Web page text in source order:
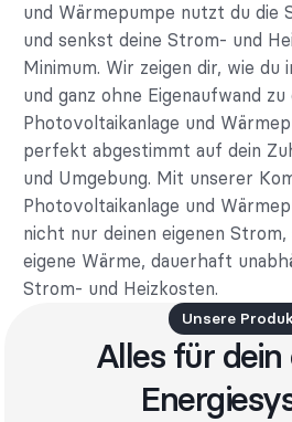
und Wärmepumpe nutzt du die
und senkst deine Strom- und
Minimum. Wir zeigen dir, wie du
und ganz ohne Eigenaufwand zu
Photovoltaikanlage und
perfekt abgestimmt auf dein
und Umgebung. Mit unserer
Photovoltaikanlage und
nicht nur deinen eigenen Strom,
eigene Wärme, dauerhaft
Strom- und Heizkosten.
Unsere
Alles für dein